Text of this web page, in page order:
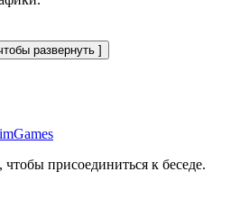
, чтобы присоединиться к беседе.